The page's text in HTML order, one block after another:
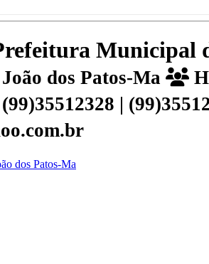
Municipal
dos Patos-Ma
|
dos Patos-Ma